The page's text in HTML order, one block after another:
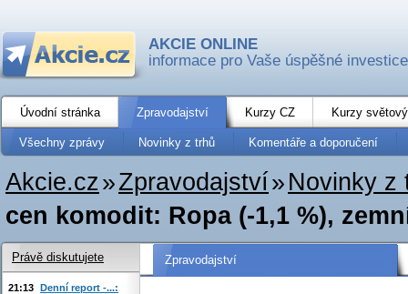
AKCIE ONLINE
informace pro Vaše úspěšné investice
Úvodní stránka Zpravodajství Kurzy CZ Kurzy
Všechny zprávy Novinky z trhů Komentáře a doporučení
Akcie.cz»Zpravodajství» Novinky z
cen komodit: Ropa (-1,1 %),
Zpravodajství
Právě diskutujete
21:13 Denní report -...: